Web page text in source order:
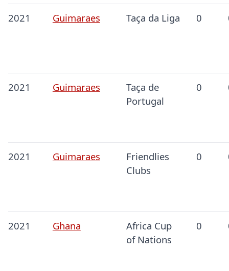
2021 Guimaraes Taça da Liga 0
2021 Guimaraes
Taça de
Portugal
0
2021 Guimaraes
Friendlies
Clubs
0
2021 Ghana
Africa Cup
of Nations
0